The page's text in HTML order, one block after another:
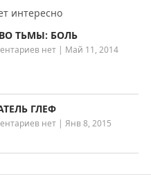
интересно
ТЬМЫ: БОЛЬ
нет | Май 11, 2014
ГЛЕФ
нет | Янв 8, 2015